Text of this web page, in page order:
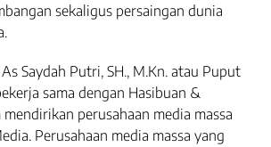
sekaligus persaingan dunia
Saydah Putri, SH., M.Kn. atau Puput
sama dengan Hasibuan &
perusahaan media massa
Perusahaan media massa yang